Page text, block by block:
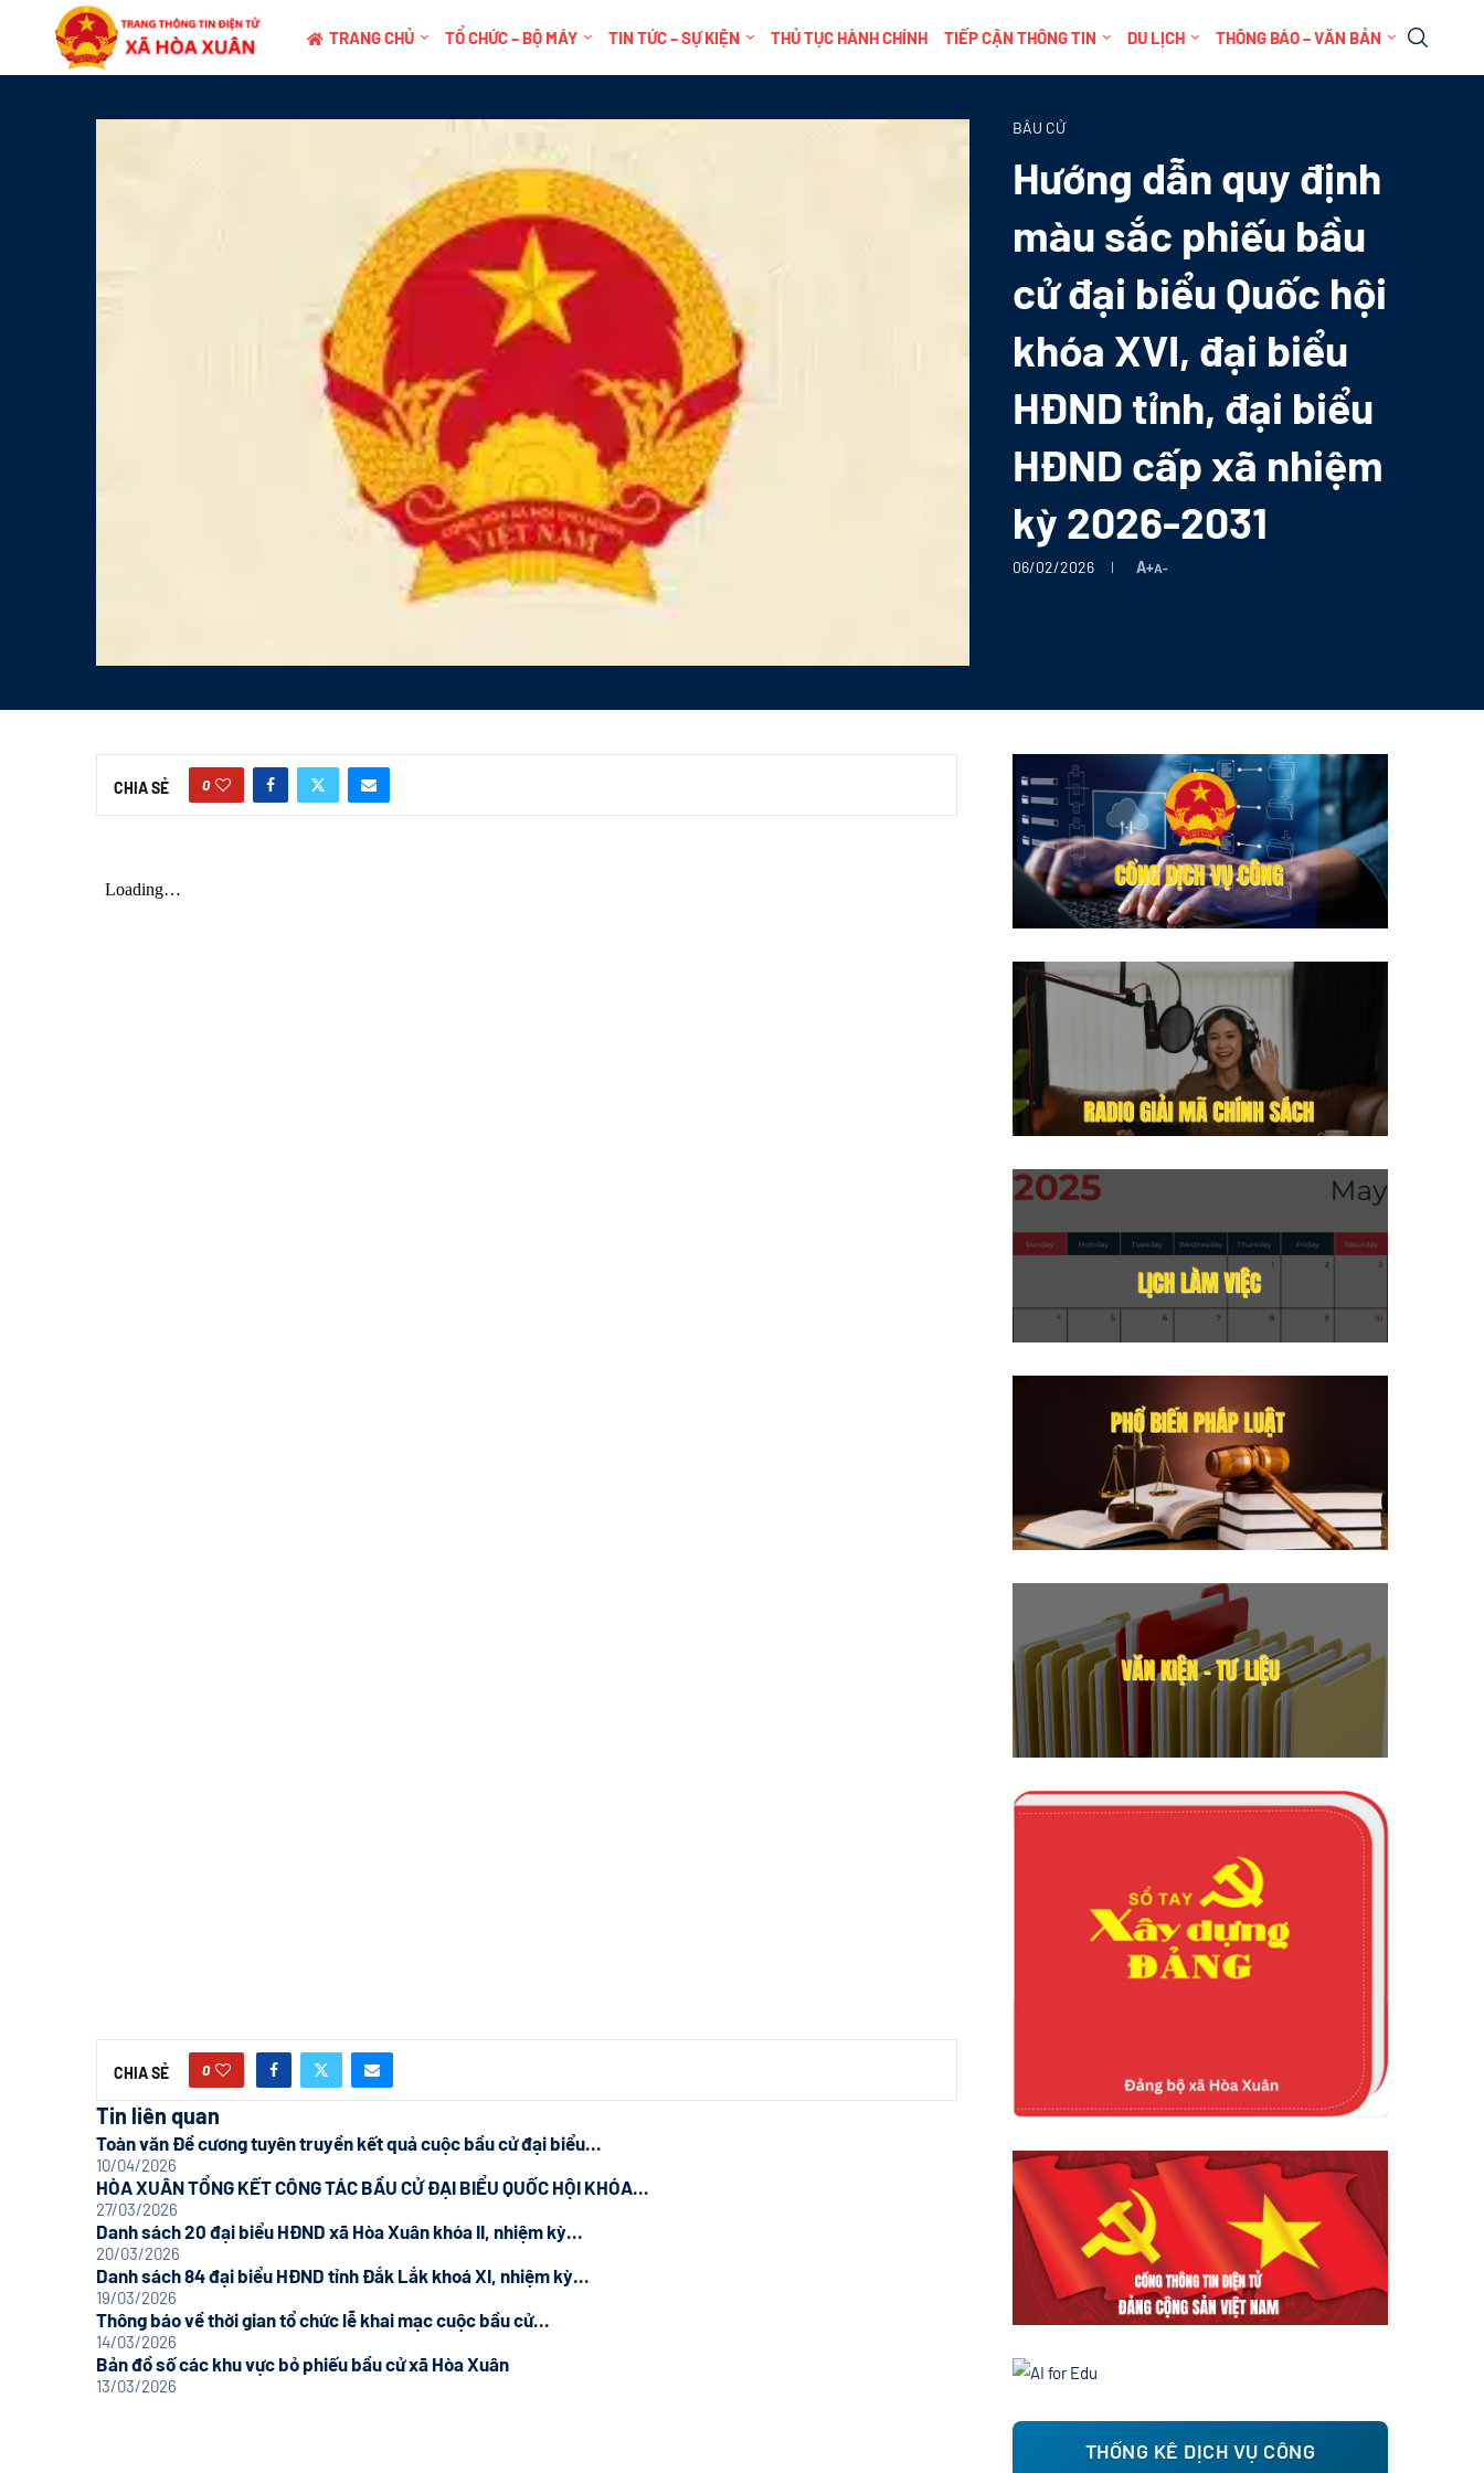
TRANG CHỦ TỔ CHỨC – BỘ MÁY TIN TỨC – SỰ KIỆN THỦ TỤC HÀNH CHÍNH TIẾP CẬN THÔNG TIN DU LỊCH THÔNG BÁO – VĂN BẢN
BẦU CỬ
Hướng dẫn quy định
màu sắc phiếu bầu
cử đại biểu Quốc hội
khóa XVI, đại biểu
HĐND tỉnh, đại biểu
HĐND cấp xã nhiệm
kỳ 2026-2031
06/02/2026 A+A-
CHIA SẺ 0
CHIA SẺ 0
Tin liên quan
Toàn văn Đề cương tuyên truyền kết quả cuộc bầu cử đại biểu...
10/04/2026
HÒA XUÂN TỔNG KẾT CÔNG TÁC BẦU CỬ ĐẠI BIỂU QUỐC HỘI KHÓA...
27/03/2026
Danh sách 20 đại biểu HĐND xã Hòa Xuân khóa II, nhiệm kỳ...
20/03/2026
Danh sách 84 đại biểu HĐND tỉnh Đắk Lắk khoá XI, nhiệm kỳ...
19/03/2026
Thông báo về thời gian tổ chức lễ khai mạc cuộc bầu cử...
14/03/2026
Bản đồ số các khu vực bỏ phiếu bầu cử xã Hòa Xuân
13/03/2026
THỐNG KÊ DỊCH VỤ CÔNG